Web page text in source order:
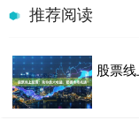
推荐阅读
股票